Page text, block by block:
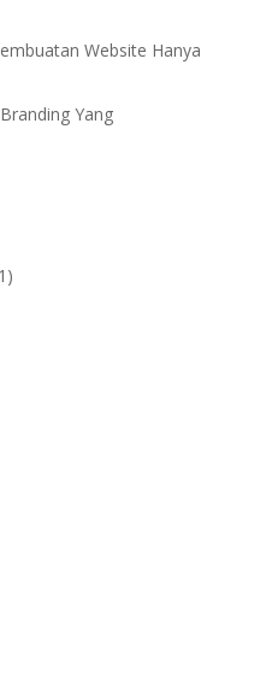
Website Hanya
Yang